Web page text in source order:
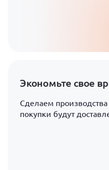
Экономьте свое
Сделаем
покупки будут